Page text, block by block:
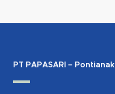
PT PAPASARI – Pontianak